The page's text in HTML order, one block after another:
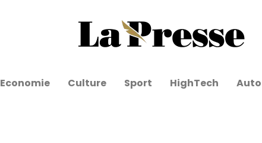
Economie Culture Sport HighTech Auto